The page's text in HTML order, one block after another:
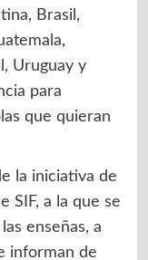
Brasil,
Uruguay y
para
que quieran
la iniciativa de
SIF, a la que se
enseñas, a
informan de